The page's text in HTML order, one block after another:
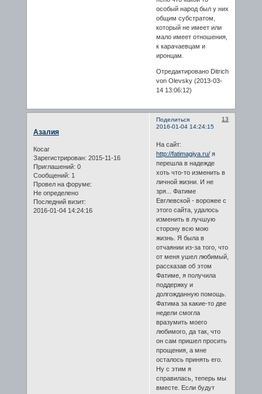
особый народ был у них
общим субстратом,
который не имеет или
мало имеет отношения,
к карачаевцам и
иронцам.
Отредактировано Ditrich
von Olevsky (2013-03-
14 13:06:12)
Поделиться
13
2016-01-04 14:24:15
Азалия
Косаг
Зарегистрирован: 2015-11-16
Приглашений: 0
Сообщений: 1
Провел на форуме:
Не определено
Последний визит:
2016-01-04 14:24:16
На сайт:
http://fatimagiya.ru/я
перешла в надежде
хоть что-то изменить в
личной жизни. И не
зря... Фатиме
Евглевской - ворожее с
этого сайта, удалось
изменить в лучшую
сторону всю мою
жизнь. Я была в
отчаянии из-за того, что
от меня ушел любимый,
рассказав об этом
Фатиме, я получила
поддержку и
долгожданную помощь.
Фатима за какие-то две
недели смогла
вразумить моего
любимого, да так, что
он сам пришел просить
прощения, а мне
осталось принять его.
Ну с этим я
справилась, теперь мы
вместе. Если будут